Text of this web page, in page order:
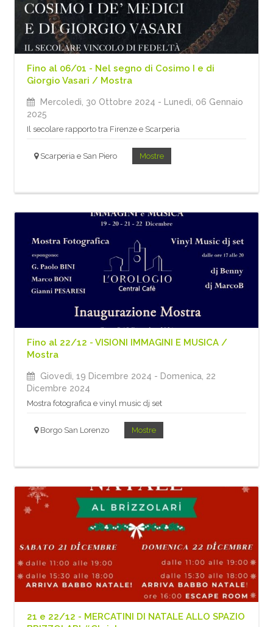
Fino al 06/01 - Nel segno di Cosimo I e di
Giorgio Vasari / Mostra
Mercoledì, 30 Ottobre 2024 - Lunedì, 06 Gennaio
2025
Il secolare rapporto tra Firenze e Scarperia
Scarperia e San Piero Mostre
Fino al 22/12 - VISIONI IMMAGINI E MUSICA /
Mostra
Giovedì, 19 Dicembre 2024 - Domenica, 22
Dicembre 2024
Mostra fotografica e vinyl music dj set
Borgo San Lorenzo Mostre
21 e 22/12 - MERCATINI DI NATALE ALLO SPAZIO